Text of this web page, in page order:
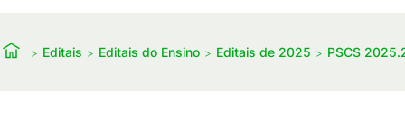
Editais Editais do Ensino Editais de 2025 PSCS